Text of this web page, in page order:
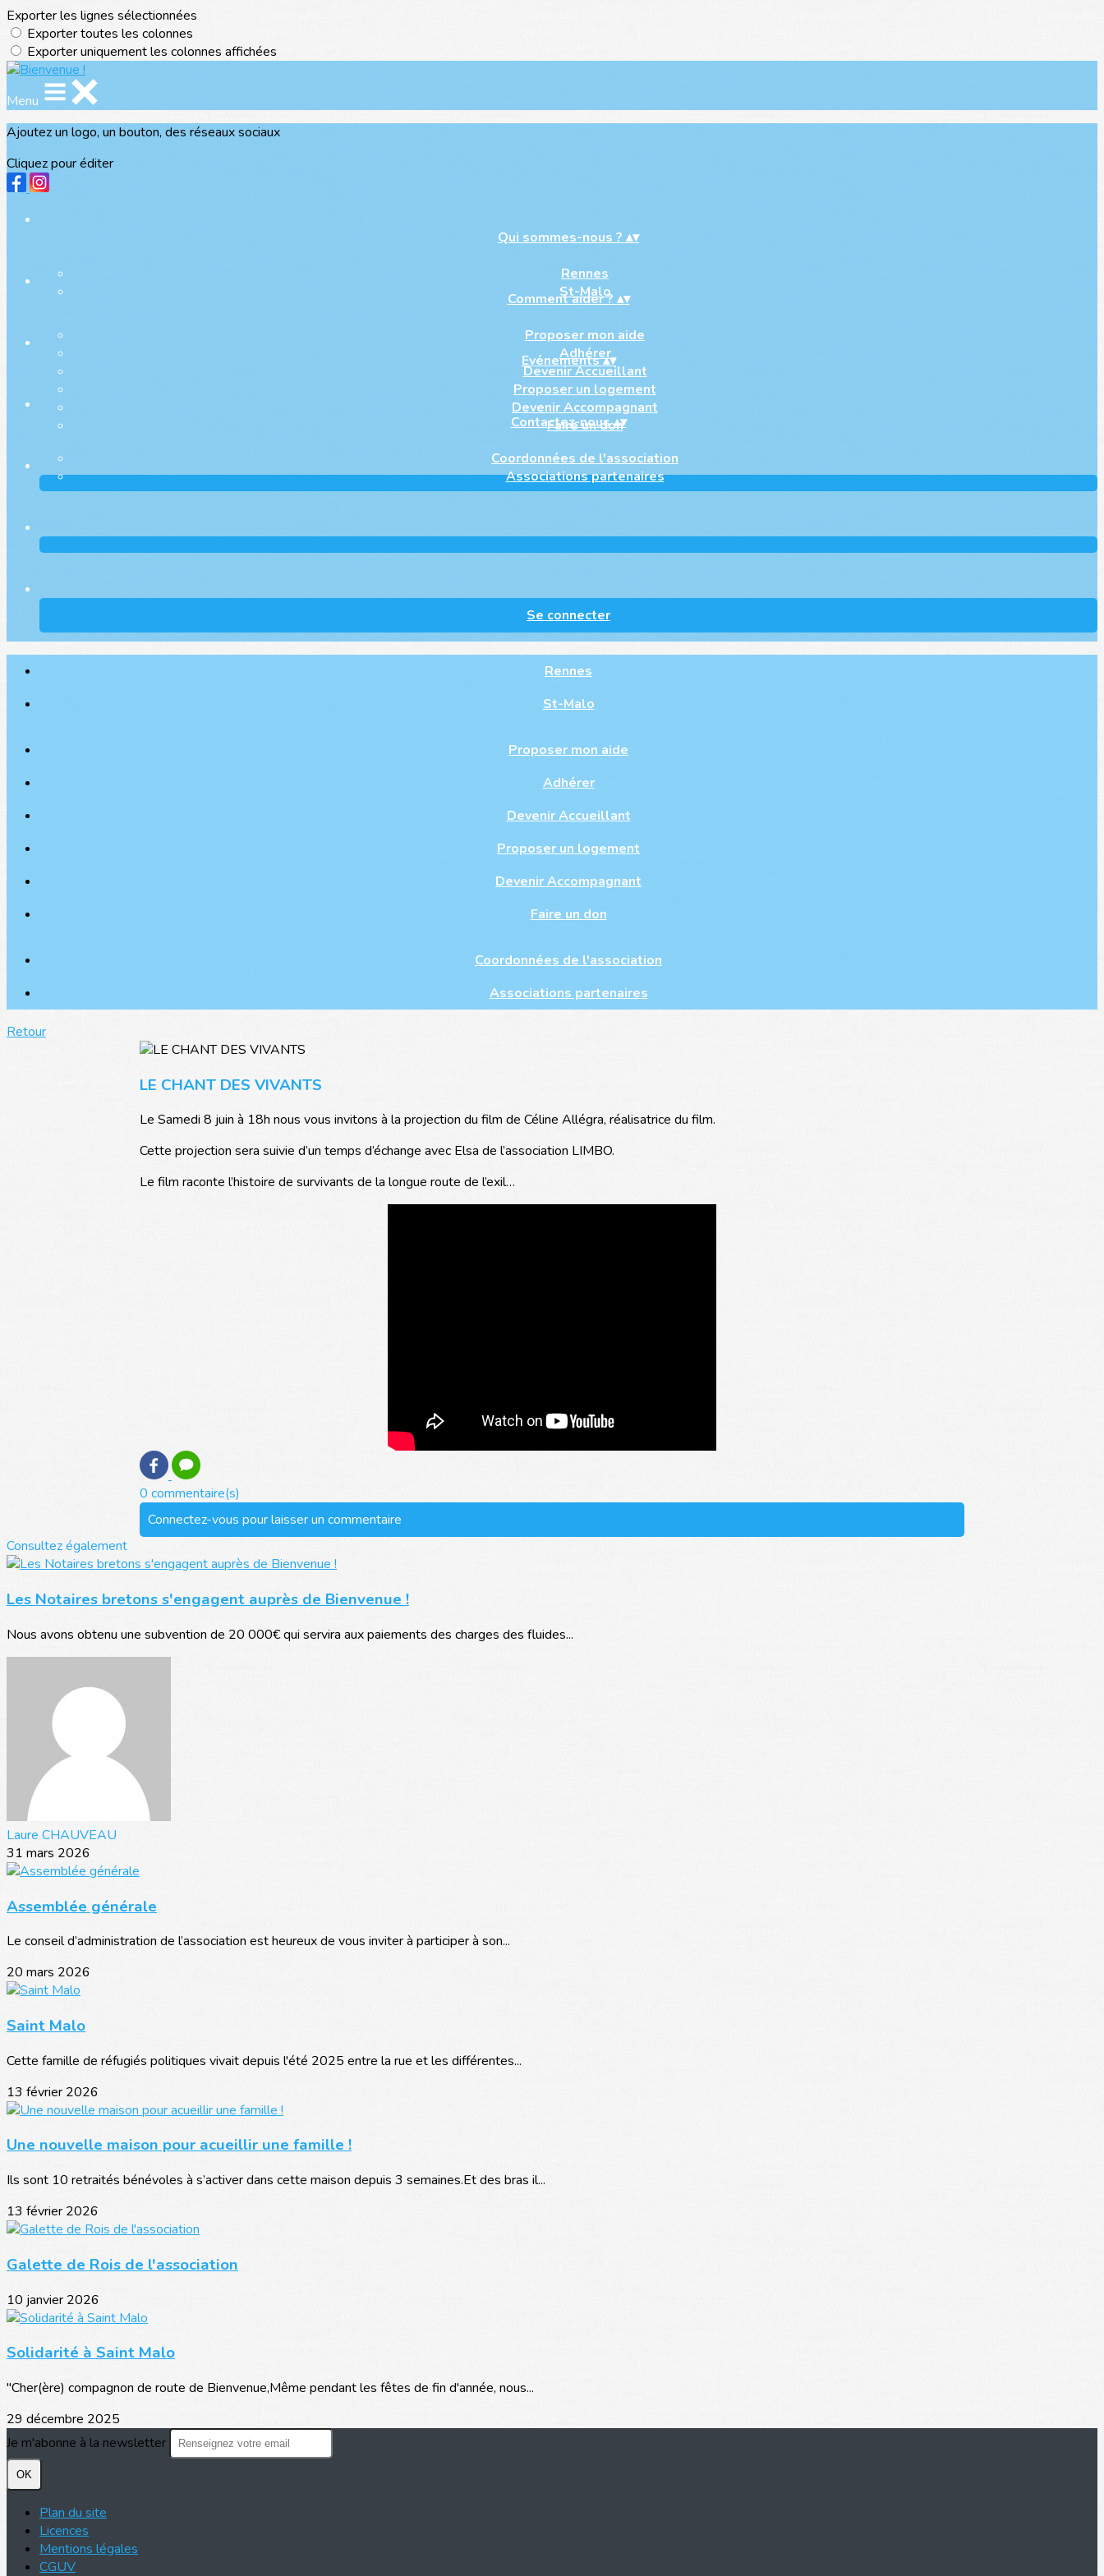
Exporter les lignes sélectionnées
Exporter toutes les colonnes
Exporter uniquement les colonnes affichées
Menu
Ajoutez un logo, un bouton, des réseaux sociaux
Cliquez pour éditer
Qui sommes-nous ? ▴▾
Rennes
St-Malo
Comment aider ? ▴▾
Proposer mon aide
Adhérer
Devenir Accueillant
Proposer un logement
Devenir Accompagnant
Faire un don
Evénements▴▾
Contactez-nous▴▾
Coordonnées de l'association
Associations partenaires
Se connecter
Rennes
St-Malo
Proposer mon aide
Adhérer
Devenir Accueillant
Proposer un logement
Devenir Accompagnant
Faire un don
Coordonnées de l'association
Associations partenaires
Retour
LE CHANT DES VIVANTS
Le Samedi 8 juin à 18h nous vous invitons à la projection du film de Céline Allégra, réalisatrice du film.
Cette projection sera suivie d’un temps d’échange avec Elsa de l’association LIMBO.
Le film raconte l’histoire de survivants de la longue route de l’exil…
0 commentaire(s)
Connectez-vous pour laisser un commentaire
Consultez également
Les Notaires bretons s'engagent auprès de Bienvenue !
Nous avons obtenu une subvention de 20 000€ qui servira aux paiements des charges des fluides...
Laure CHAUVEAU
31 mars 2026
Assemblée générale
Le conseil d’administration de l’association est heureux de vous inviter à participer à son...
20 mars 2026
Saint Malo
Cette famille de réfugiés politiques vivait depuis l'été 2025 entre la rue et les différentes...
13 février 2026
Une nouvelle maison pour acueillir une famille !
Ils sont 10 retraités bénévoles à s’activer dans cette maison depuis 3 semaines.Et des bras il...
13 février 2026
Galette de Rois de l'association
10 janvier 2026
Solidarité à Saint Malo
"Cher(ère) compagnon de route de Bienvenue,Même pendant les fêtes de fin d'année, nous...
29 décembre 2025
Je m'abonne à la newsletter
OK
Plan du site
Licences
Mentions légales
CGUV